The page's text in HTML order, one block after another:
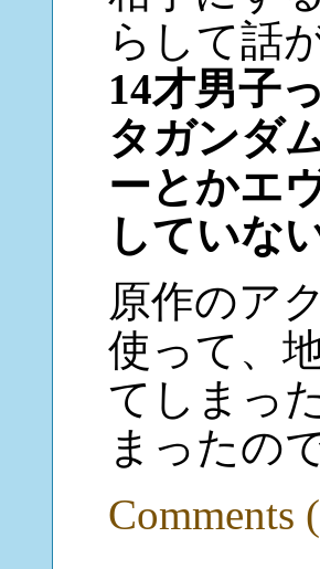
らして話
14才男子
タガンダ
ーとかエ
していな
原作のア
使って、
てしまっ
まったの
Comments